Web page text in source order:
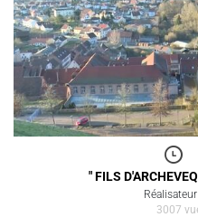
" FILS
3007